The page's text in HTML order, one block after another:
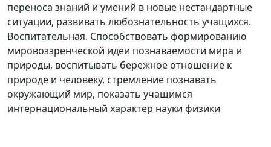
переноса знаний и умений в новые нестандартные
ситуации, развивать любознательность учащихся.
Воспитательная. Способствовать формированию
мировоззренческой идеи познаваемости мира и
природы, воспитывать бережное отношение к
природе и человеку, стремление познавать
окружающий мир, показать учащимся
интернациональный характер науки физики